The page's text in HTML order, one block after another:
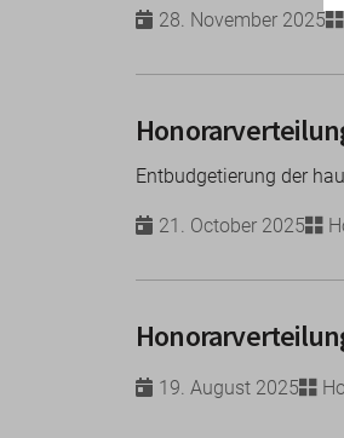
28. November 2025
Entbudgetierung der
21. October 2025
19. August 2025